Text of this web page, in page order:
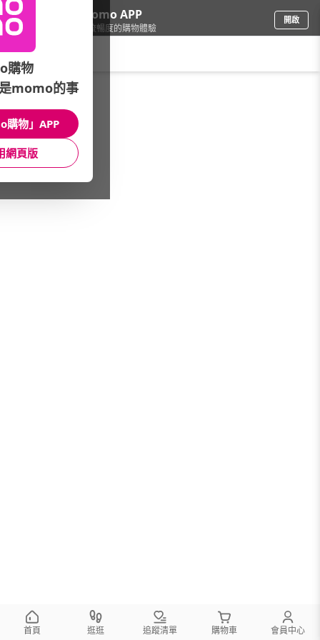
下載momo APP
給你3倍流暢度的購物體驗
開啟
生鮮/冷凍食品/館長推薦
館長推薦 月銷量
首頁 逛逛 追蹤清單 購物車 會員中心
購物
momo的事
購物」APP
網頁版